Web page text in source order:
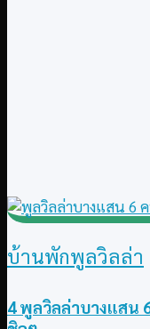
บ้านพักพูลวิลล่า
4 พูลวิลล่าบางแสน